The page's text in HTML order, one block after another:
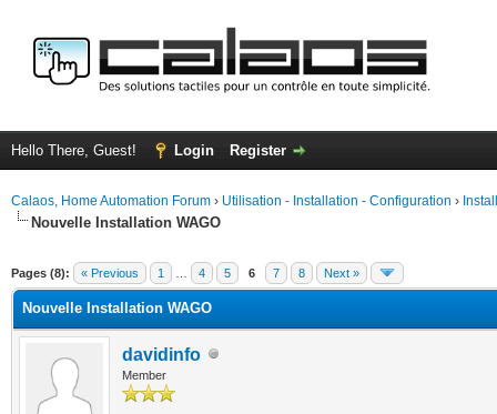
Hello There, Guest! Login Register
Calaos, Home Automation Forum › Utilisation - Installation - Configuration ›
Nouvelle Installation WAGO
Pages (8): « Previous 1 4 5 6 7 8 Next »
Nouvelle Installation WAGO
davidinfo
Member